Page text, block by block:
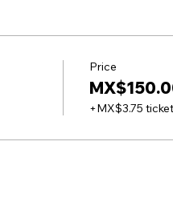
Price
+MX$3.75